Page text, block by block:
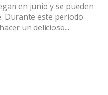
en junio y se pueden
Durante este periodo
un delicioso...